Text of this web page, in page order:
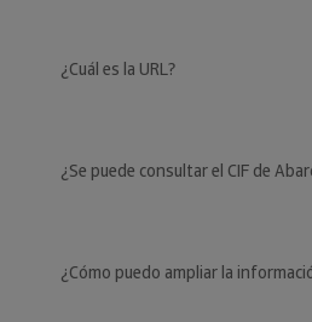
¿Cuál es la URL?
¿Se puede consultar el CIF de
¿Cómo puedo ampliar la